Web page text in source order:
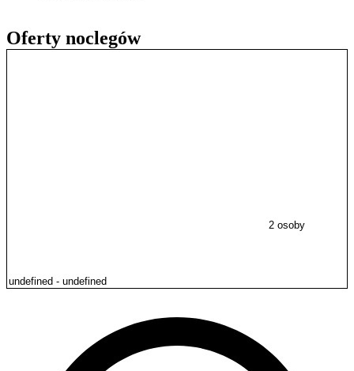
Oferty noclegów
2 osoby